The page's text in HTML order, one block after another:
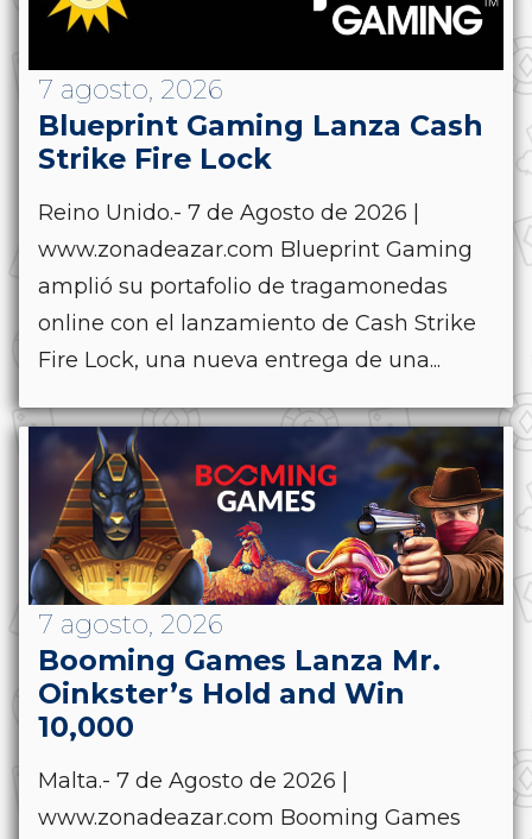
7 agosto, 2026
Blueprint Gaming Lanza Cash
Strike Fire Lock
Reino Unido.- 7 de Agosto de 2026 |
www.zonadeazar.com Blueprint Gaming
amplió su portafolio de tragamonedas
online con el lanzamiento de Cash Strike
Fire Lock, una nueva entrega de una...
7 agosto, 2026
Booming Games Lanza Mr.
Oinkster’s Hold and Win
10,000
Malta.- 7 de Agosto de 2026 |
www.zonadeazar.com Booming Games